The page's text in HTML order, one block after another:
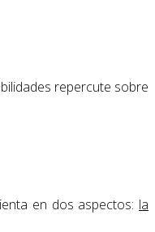
repercute sobre
en dos aspectos: la